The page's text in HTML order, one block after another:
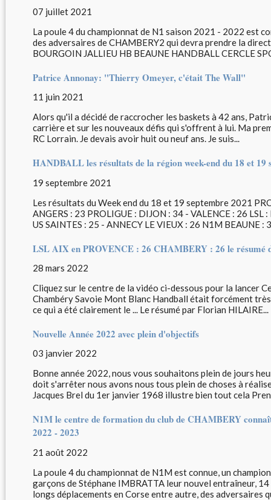
07 juillet 2021
La poule 4 du championnat de N1 saison 2021 - 2022 est
des adversaires de CHAMBERY2 qui devra prendre la
BOURGOIN JALLIEU HB BEAUNE HANDBALL CERCLE
Patrice Annonay: "Thierry Omeyer, c'était The Wall"
11 juin 2021
Alors qu'il a décidé de raccrocher les baskets à 42 ans,
carrière et sur les nouveaux défis qui s'offrent à lui. Ma
RC Lorrain. Je devais avoir huit ou neuf ans. Je suis...
HANDBALL les résultats de la région week-end du 18 et 19
19 septembre 2021
Les résultats du Week end du 18 et 19 septembre 2021
ANGERS : 23 PROLIGUE : DIJON : 34 - VALENCE : 26
US SAINTES : 25 - ANNECY LE VIEUX : 26 N1M BEAUNE :
LSL AIX en PROVENCE : 26 CHAMBERY : 26 le résumé
28 mars 2022
Cliquez sur le centre de la vidéo ci-dessous pour la lancer
Chambéry Savoie Mont Blanc Handball était forcément
ce qui a été clairement le ... Le résumé par Florian HILAIRE...
Nouvelle Année 2022 avec plein d'objectifs
03 janvier 2022
Bonne année 2022, nous vous souhaitons plein de jours
doit s'arrêter nous avons nous tous plein de choses à
Jacques Brel du 1er janvier 1968 illustre bien tout cela
N1M le centre de formation du club de CHAMBERY
2022 - 2023
21 août 2022
La poule 4 du championnat de N1M est connue, un
garçons de Stéphane IMBRATTA leur nouvel entraîneur,
longs déplacements en Corse entre autre, des adversaires